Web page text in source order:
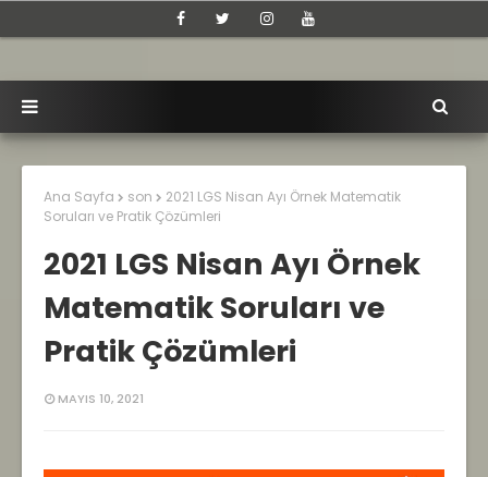
Ana Sayfa son
2021 LGS Nisan Ayı Örnek Matematik
Soruları ve Pratik Çözümleri
2021 LGS Nisan Ayı Örnek
Matematik Soruları ve
Pratik Çözümleri
MAYIS 10, 2021